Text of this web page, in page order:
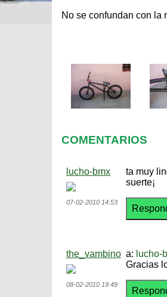
No se confundan con la
COMENTARIOS
lucho-bmx
07-02-2010 14:53
ta muy
suerte¡
the_vambino
08-02-2010 19:49
a: lucho-
Gracias